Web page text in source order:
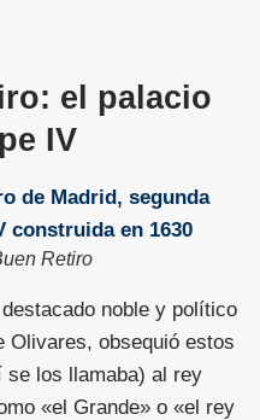
el palacio
IV
Retiro
noble y político
Olivares, obsequió estos
se los llamaba) al rey
«el Grande» o «el rey